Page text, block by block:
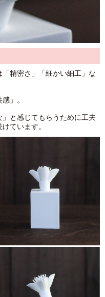
精密さ」「細かい細工」な
」。
」と感じてもらうために工夫
ています。